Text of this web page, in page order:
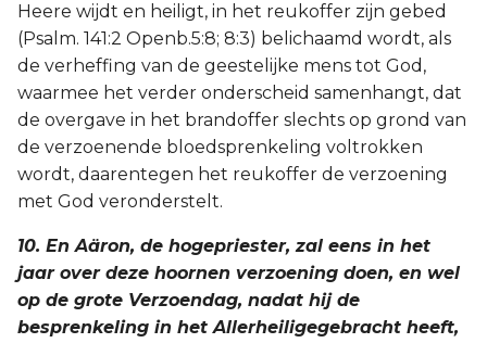
Heere wijdt en heiligt, in het reukoffer zijn gebed
(Psalm. 141:2 Openb.5:8; 8:3) belichaamd wordt, als
de verheffing van de geestelijke mens tot God,
waarmee het verder onderscheid samenhangt, dat
de overgave in het brandoffer slechts op grond van
de verzoenende bloedsprenkeling voltrokken
wordt, daarentegen het reukoffer de verzoening
met God veronderstelt.
10. En Aäron, de hogepriester, zal eens in het
jaar over deze hoornen verzoening doen, en wel
op de grote Verzoendag, nadat hij de
besprenkeling in het Allerheiligegebracht heeft,